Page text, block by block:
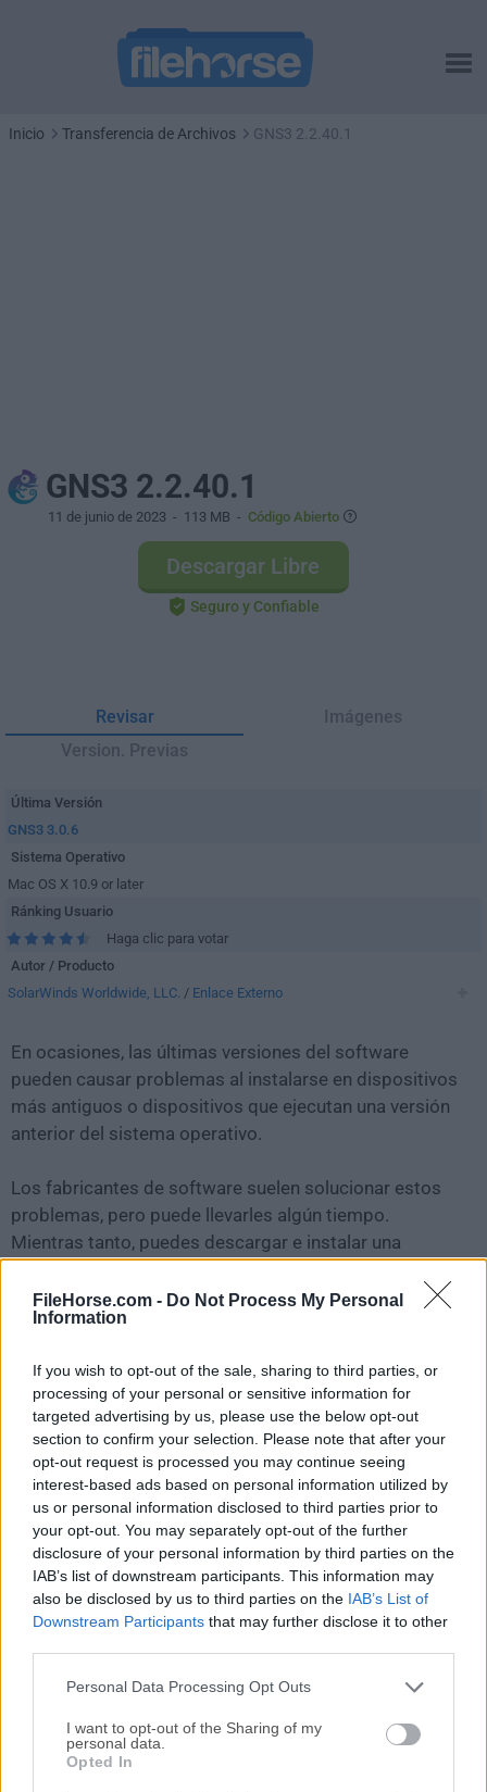
FileHorse.com - Do Not Process My Personal
Information
If you wish to opt-out of the sale, sharing to third parties, or
processing of your personal or sensitive information for
targeted advertising by us, please use the below opt-out
section to confirm your selection. Please note that after your
opt-out request is processed you may continue seeing
interest-based ads based on personal information utilized by
us or personal information disclosed to third parties prior to
your opt-out. You may separately opt-out of the further
disclosure of your personal information by third parties on the
IAB’s list of downstream participants. This information may
also be disclosed by us to third parties on the IAB’s List of
Downstream Participants that may further disclose it to other
Personal Data Processing Opt Outs
I want to opt-out of the Sharing of my
personal data.
Opted In
Inicio Transferencia de Archivos GNS3 2.2.40.1
GNS3 2.2.40.1
11 de junio de 2023 - 113 MB - Código Abierto
Descargar Libre
Seguro y Confiable
Revisar
Imágenes
Version. Previas
Última Versión
GNS3 3.0.6
Sistema Operativo
Mac OS X 10.9 or later
Ránking Usuario
Haga clic para votar
Autor / Producto
SolarWinds Worldwide, LLC. / Enlace Externo
En ocasiones, las últimas versiones del software
pueden causar problemas al instalarse en dispositivos
más antiguos o dispositivos que ejecutan una versión
anterior del sistema operativo.
Los fabricantes de software suelen solucionar estos
problemas, pero puede llevarles algún tiempo.
Mientras tanto, puedes descargar e instalar una
Para aquellos interesados en descargar la versión más
simplemente hazclic aquí.
Todas las versiones antiguas distribuidas en nuestro
sitio web son completamente libres de virus y están
disponibles para su descarga sin costo alguno.
Nos encantaría saber de ti
Si tienes alguna pregunta o idea que desees compartir
con nosotros, dirígete a nuestrapágina de contactoy
háznoslo saber. ¡Valoramos tu opinión!